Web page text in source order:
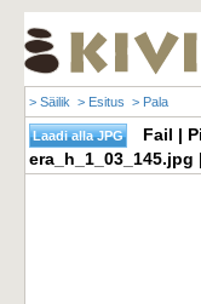
> Säilik > Esitus > Pala
Fail |
era_h_1_03_145.jpg